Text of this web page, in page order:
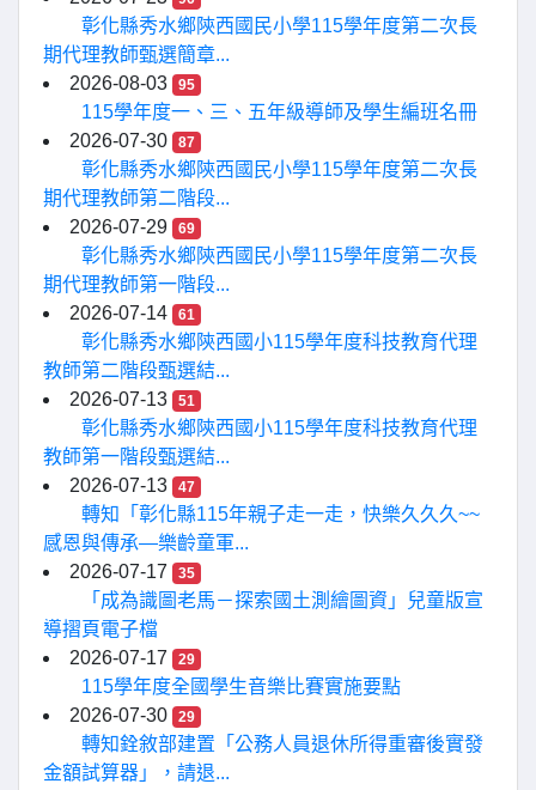
彰化縣秀水鄉陝西國民小學115學年度第二次長
期代理教師甄選簡章...
2026-08-03
95
115學年度一、三、五年級導師及學生編班名冊
2026-07-30
87
彰化縣秀水鄉陝西國民小學115學年度第二次長
期代理教師第二階段...
2026-07-29
69
彰化縣秀水鄉陝西國民小學115學年度第二次長
期代理教師第一階段...
2026-07-14
61
彰化縣秀水鄉陝西國小115學年度科技教育代理
教師第二階段甄選結...
2026-07-13
51
彰化縣秀水鄉陝西國小115學年度科技教育代理
教師第一階段甄選結...
2026-07-13
47
轉知「彰化縣115年親子走一走，快樂久久久~~
感恩與傳承—樂齡童軍...
2026-07-17
35
「成為識圖老馬－探索國土測繪圖資」兒童版宣
導摺頁電子檔
2026-07-17
29
115學年度全國學生音樂比賽實施要點
2026-07-30
29
轉知銓敘部建置「公務人員退休所得重審後實發
金額試算器」，請退...